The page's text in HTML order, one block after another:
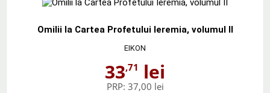
Omilii la Cartea Profetului Ieremia, volumul II
EIKON
33,71 lei
PRP: 37,00 lei